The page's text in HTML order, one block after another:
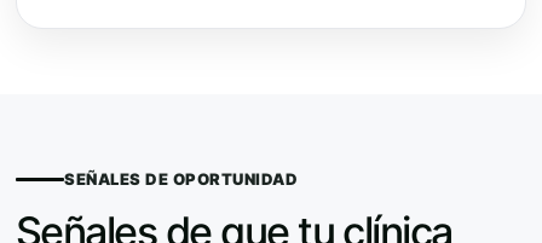
SEÑALES DE OPORTUNIDAD
Señales de que tu clínica